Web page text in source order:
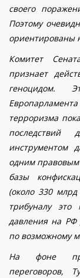
своего
Поэтому
ориентированы
Комитет
признает
геноцидом.
терроризма
последствий
инструментом
одним
базы
(около 330
трибуналу
давления на РФ
по возможному
На фоне
переговоров,